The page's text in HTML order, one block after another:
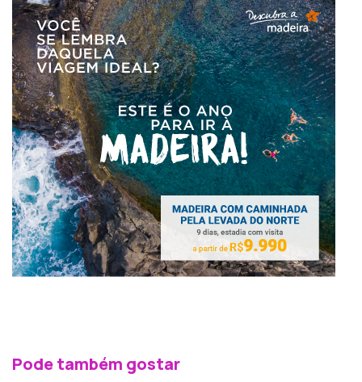
Pode também gostar